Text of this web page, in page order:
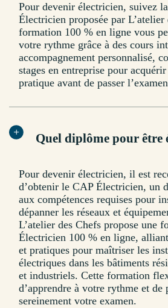
Pour devenir électricien, suivez
Électricien proposée par L’atelier
formation 100 % en ligne vous
votre rythme grâce à des cours
accompagnement personnalisé,
stages en entreprise pour
pratique avant de passer
Quel diplôme pour être
Pour devenir électricien, il est
d’obtenir le CAP Électricien, un
aux compétences requises pour
dépanner les réseaux et
L’atelier des Chefs propose une
Électricien 100 % en ligne,
et pratiques pour maîtriser les
électriques dans les bâtiments
et industriels. Cette formation
d’apprendre à votre rythme et de
sereinement votre examen.